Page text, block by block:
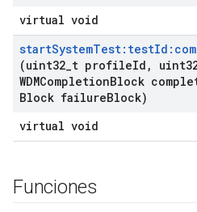
virtual void
startSystemTest:test
(uint32 t profileId ,
WDMCompletionBlock
Block failureBlock)
virtual void
Funciones